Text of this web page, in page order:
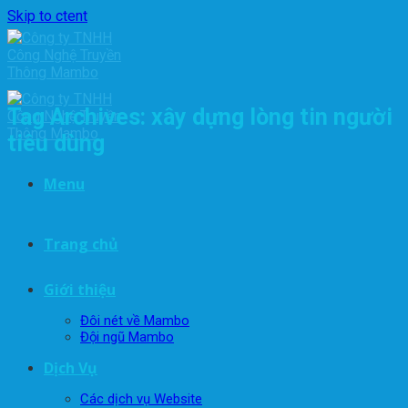
Skip to ctent
Menu
Trang chủ
Giới thiệu
Đôi nét về Mambo
Đội ngũ Mambo
Dịch Vụ
Các dịch vụ Website
Tag Archives: xây dựng lòng tin người
tiêu dùng